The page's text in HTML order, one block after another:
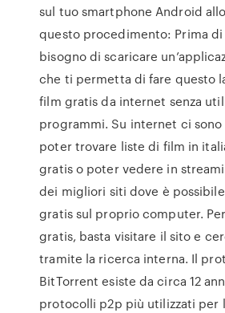
sul tuo smartphone Android
questo procedimento: Prima
bisogno di scaricare
che ti permetta di fare questo
film gratis da internet senza
programmi. Su internet ci
poter trovare liste di film in
gratis o poter vedere in
dei migliori siti dove è
gratis sul proprio computer.
gratis, basta visitare il sito e
tramite la ricerca interna. Il
BitTorrent esiste da circa 12
protocolli p2p più utilizzati per